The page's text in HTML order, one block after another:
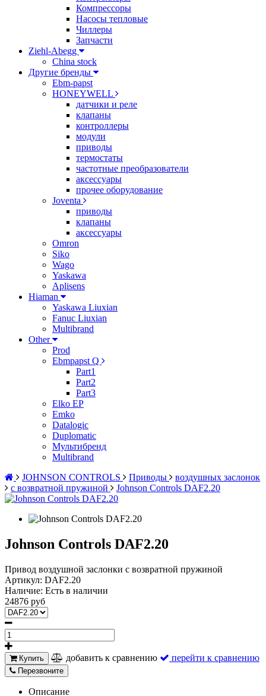
Компрессоры
Насосы тепловые
Чиллеры
Запчасти
Ziehl-Abegg
China stock
Другие бренды
Ebm-papst
HONEYWELL
датчики и реле
клапаны
контроллеры
модули
приводы
термостаты
частотные преобразователи
аксессуары
прочее оборудование
Joventa
приводы
клапаны
аксессуары
Omron
Siko
Wago
Yaskawa
Aplisens
Hiaman
Yaskawa Liuxian
Fanuc Liuxian
Multibrand
Other
Prod
Ebmpapst Q
Part1
Part2
Part3
Elko EP
Emko
Datalogic
Duplomatic
Мультибренд
Multibrand
JOHNSON CONTROLS
Приводы
воздушных заслонок
с возвратной пружиной
Johnson Controls DAF2.20
Johnson Controls DAF2.20
Привод воздушной заслонки с возвратной пружиной
Артикул: DAF2.20
Наличие: Есть в наличии
24876 руб
Купить добавить к сравнению перейти к сравнению
Перезвоните
Описание